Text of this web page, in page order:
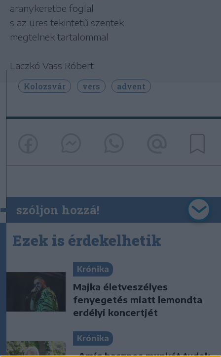
aranykeretbe foglal
s az üres tekintetű szentek
megtelnek tartalommal
Laczkó Vass Róbert
Kolozsvár vers advent
szóljon hozzá!
Ezek is érdekelhetik
Krónika
Majka életveszélyes
fenyegetés miatt lemondta
erdélyi koncertjét
Krónika